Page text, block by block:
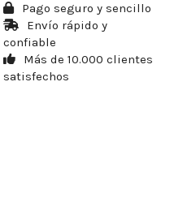
Pago seguro y sencillo
Envío rápido y
confiable
Más de 10.000 clientes
satisfechos